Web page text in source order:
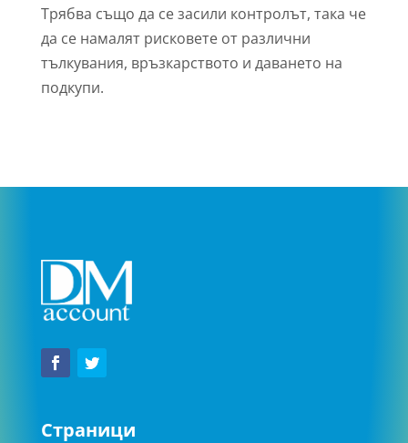
Трябва също да се засили контролът, така че
да се намалят рисковете от различни
тълкувания, връзкарството и даването на
подкупи.
Страници